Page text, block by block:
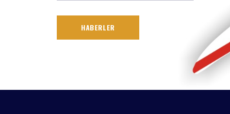
HABERLER